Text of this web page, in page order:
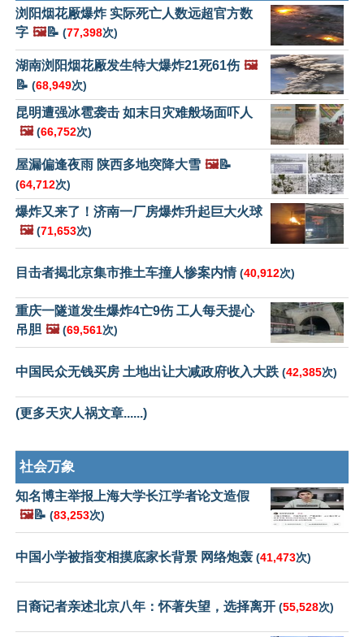
浏阳烟花厰爆炸 实际死亡人数远超官方数
字 🖼️📝 (77,398次)
湖南浏阳烟花厰发生特大爆炸21死61伤 🖼️
📝 (68,949次)
昆明遭强冰雹袭击 如末日灾难般场面吓人
🖼️ (66,752次)
屋漏偏逢夜雨 陕西多地突降大雪 🖼️📝
(64,712次)
爆炸又来了！济南一厂房爆炸升起巨大火球
🖼️ (71,653次)
目击者揭北京集市推土车撞人惨案内情(40,912次)
重庆一隧道发生爆炸4亡9伤 工人每天提心
吊胆 🖼️ (69,561次)
中国民众无钱买房 土地出让大减政府收入大跌 (42,385次)
(更多天灾人祸文章......)
社会万象
知名博主举报上海大学长江学者论文造假
🖼️📝 (83,253次)
中国小学被指变相摸底家长背景 网络炮轰 (41,473次)
日裔记者亲述北京八年：怀著失望，选择离开 (55,528次)